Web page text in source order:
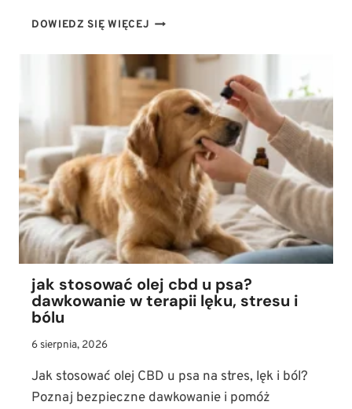
DOWIEDZ SIĘ WIĘCEJ JAK
MALTAŃCZYK?
WZORZEC
RASY,
CHARAKTER
I
WYMAGANIA
PIELĘGNACYJNE
jak stosować olej cbd u psa?
dawkowanie w terapii lęku, stresu i
bólu
6 sierpnia, 2026
Jak stosować olej CBD u psa na stres, lęk i ból?
Poznaj bezpieczne dawkowanie i pomóż